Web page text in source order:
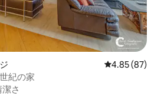
レビュー87
4.85 (87)
紀の家
さ